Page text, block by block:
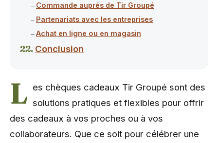
Commande auprès de Tir Groupé
Partenariats avec les entreprises
Achat en ligne ou en magasin
Conclusion
L es chèques cadeaux Tir Groupé sont des
solutions pratiques et flexibles pour offrir
des cadeaux à vos proches ou à vos
collaborateurs. Que ce soit pour célébrer une